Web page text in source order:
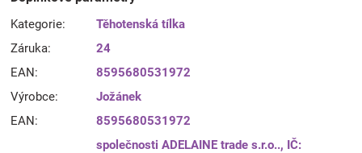
Kategorie:
Těhotenská tílka
Záruka:
24
EAN:
8595680531972
Výrobce:
Jožánek
EAN: 8595680531972
společnosti ADELAINE trade s.r.o.., IČ: